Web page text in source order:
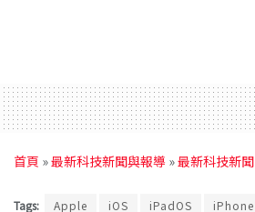
首頁 »最新科技新聞與報導 »最新科技新聞
Tags: Apple iOS iPadOS iPhone